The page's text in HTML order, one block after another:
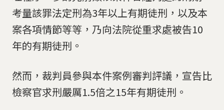
考量該罪法定刑為3年以上有期徒刑，以及本
案各項情節等等，乃向法院從重求處被告10
年的有期徒刑。
然而，裁判員參與本件案例審判評議，宣告比
檢察官求刑嚴厲1.5倍之15年有期徒刑。